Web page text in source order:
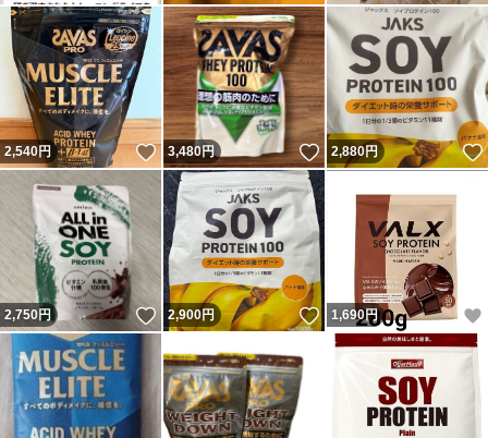
2,540円 いいね！
3,480円 いいね！
2,880円
2,750円 いいね！
2,900円 いいね！
1,690円